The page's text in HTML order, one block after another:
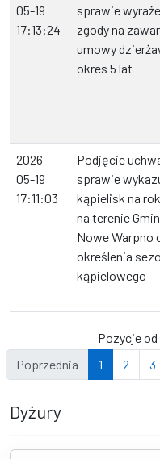
05-19
17:13:24
sprawie
zgody na
umowy
okres 5 lat
2026-
05-19
17:11:03
Podjęcie
sprawie
kąpielisk na
na terenie
Nowe Warpno
określenia
kąpielowego
Pozycje od
Poprzednia
1 2 3
Dyżury